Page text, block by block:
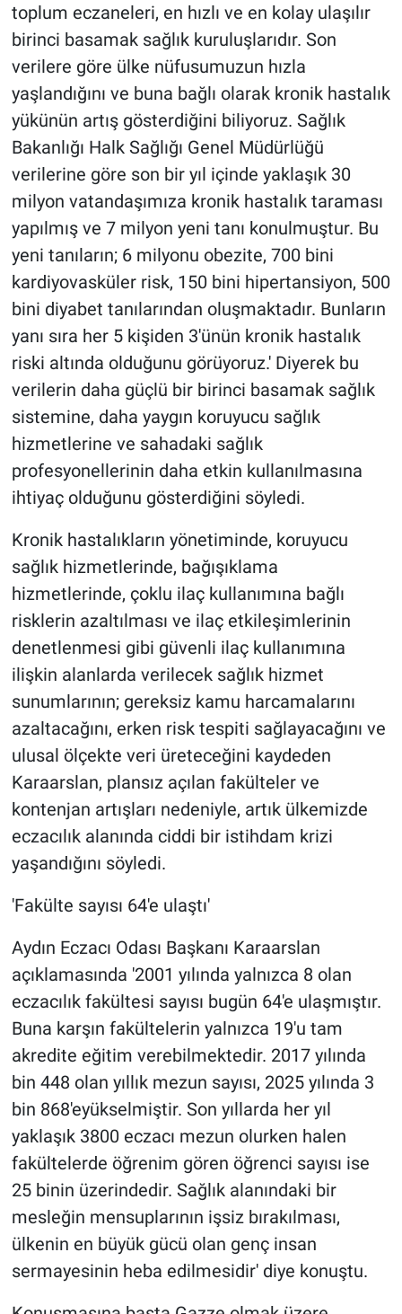
toplum eczaneleri, en hızlı ve en kolay ulaşılır
birinci basamak sağlık kuruluşlarıdır. Son
verilere göre ülke nüfusumuzun hızla
yaşlandığını ve buna bağlı olarak kronik hastalık
yükünün artış gösterdiğini biliyoruz. Sağlık
Bakanlığı Halk Sağlığı Genel Müdürlüğü
verilerine göre son bir yıl içinde yaklaşık 30
milyon vatandaşımıza kronik hastalık taraması
yapılmış ve 7 milyon yeni tanı konulmuştur. Bu
yeni tanıların; 6 milyonu obezite, 700 bini
kardiyovasküler risk, 150 bini hipertansiyon, 500
bini diyabet tanılarından oluşmaktadır. Bunların
yanı sıra her 5 kişiden 3'ünün kronik hastalık
riski altında olduğunu görüyoruz.' Diyerek bu
verilerin daha güçlü bir birinci basamak sağlık
sistemine, daha yaygın koruyucu sağlık
hizmetlerine ve sahadaki sağlık
profesyonellerinin daha etkin kullanılmasına
ihtiyaç olduğunu gösterdiğini söyledi.
Kronik hastalıkların yönetiminde, koruyucu
sağlık hizmetlerinde, bağışıklama
hizmetlerinde, çoklu ilaç kullanımına bağlı
risklerin azaltılması ve ilaç etkileşimlerinin
denetlenmesi gibi güvenli ilaç kullanımına
ilişkin alanlarda verilecek sağlık hizmet
sunumlarının; gereksiz kamu harcamalarını
azaltacağını, erken risk tespiti sağlayacağını ve
ulusal ölçekte veri üreteceğini kaydeden
Karaarslan, plansız açılan fakülteler ve
kontenjan artışları nedeniyle, artık ülkemizde
eczacılık alanında ciddi bir istihdam krizi
yaşandığını söyledi.
'Fakülte sayısı 64'e ulaştı'
Aydın Eczacı Odası Başkanı Karaarslan
açıklamasında '2001 yılında yalnızca 8 olan
eczacılık fakültesi sayısı bugün 64'e ulaşmıştır.
Buna karşın fakültelerin yalnızca 19'u tam
akredite eğitim verebilmektedir. 2017 yılında
bin 448 olan yıllık mezun sayısı, 2025 yılında 3
bin 868'eyükselmiştir. Son yıllarda her yıl
yaklaşık 3800 eczacı mezun olurken halen
fakültelerde öğrenim gören öğrenci sayısı ise
25 binin üzerindedir. Sağlık alanındaki bir
mesleğin mensuplarının işsiz bırakılması,
ülkenin en büyük gücü olan genç insan
sermayesinin heba edilmesidir' diye konuştu.